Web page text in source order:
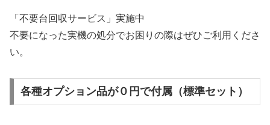
「不要台回収サービス」実施中
不要になった実機の処分でお困りの際はぜひご利用くださ
い。
各種オプション品が０円で付属（標準セット）